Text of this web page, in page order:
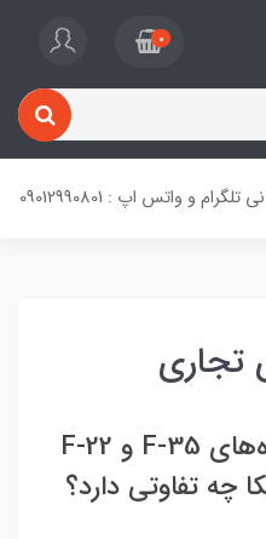
0
تلگرام و واتس اپ : 09012990801
تجاری
حقوق خلبانان جنگنده‌های F-35 و F-22
چه تفاوتی دارد؟